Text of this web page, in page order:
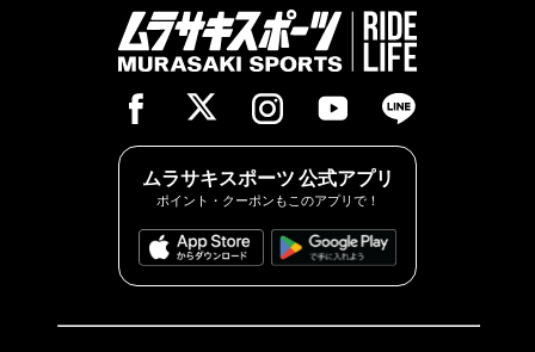
ムラサキスポーツ 公式アプリ
ポイント・クーポンもこのアプリで！